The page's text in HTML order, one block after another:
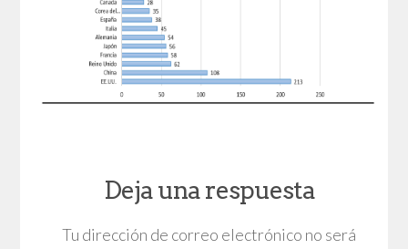
Deja una respuesta
Tu dirección de correo electrónico no será